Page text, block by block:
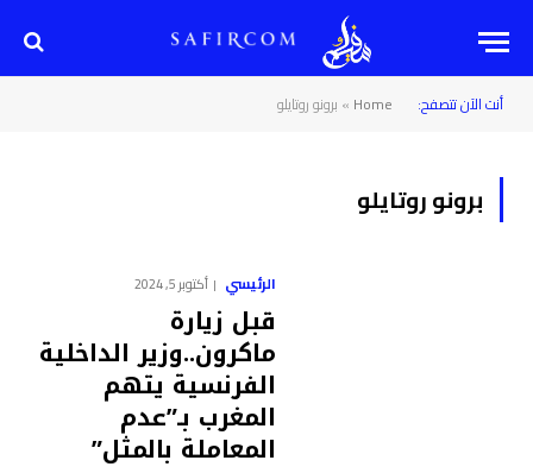
أنت الآن تتصفح: Home
» برونو روتايلو
برونو روتايلو
الرئيسي أكتوبر 5, 2024
قبل زيارة
ماكرون..وزير الداخلية
الفرنسية يتهم
المغرب بـ”عدم
المعاملة بالمثل”